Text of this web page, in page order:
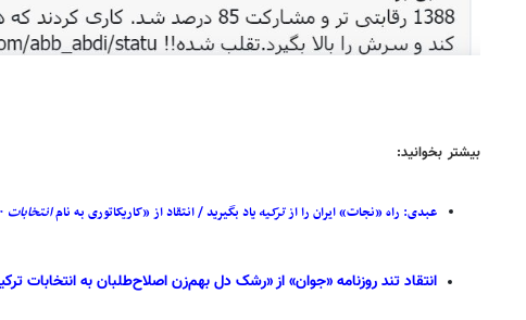
بیشتر بخوانید:
عبدی: راه «نجات» ایران را ازترکیهیاد بگیرید / انتقاد از «کاریکاتوری به نامانتخابات
انتقاد تند روزنامه «جوان» از «رشک دل بهم‌زن اصلاح‌طلبان به انتخابات